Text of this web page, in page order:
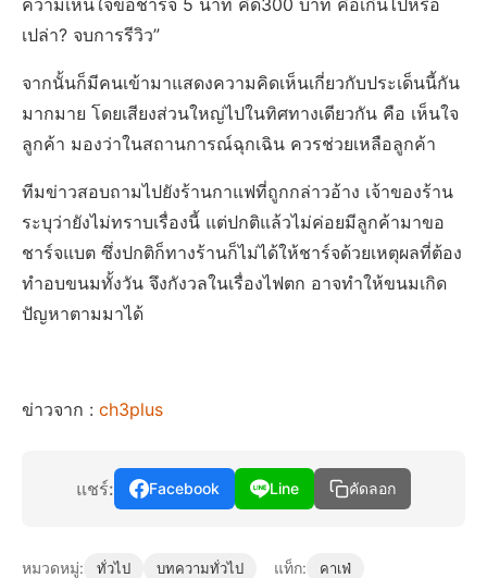
ความเห็นใจขอชาร์จ 5 นาที คิด300 บาท คือเกินไปหรือ
เปล่า? จบการรีวิว”
จากนั้นก็มีคนเข้ามาแสดงความคิดเห็นเกี่ยวกับประเด็นนี้กัน
มากมาย โดยเสียงส่วนใหญ่ไปในทิศทางเดียวกัน คือ เห็นใจ
ลูกค้า มองว่าในสถานการณ์ฉุกเฉิน ควรช่วยเหลือลูกค้า
ทีมข่าวสอบถามไปยังร้านกาแฟที่ถูกกล่าวอ้าง เจ้าของร้าน
ระบุว่ายังไม่ทราบเรื่องนี้ แต่ปกติแล้วไม่ค่อยมีลูกค้ามาขอ
ชาร์จแบต ซึ่งปกติก็ทางร้านก็ไม่ได้ให้ชาร์จด้วยเหตุผลที่ต้อง
ทำอบขนมทั้งวัน จึงกังวลในเรื่องไฟตก อาจทำให้ขนมเกิด
ปัญหาตามมาได้
ข่าวจาก : ch3plus
แชร์: Facebook Line คัดลอก
หมวดหมู่: ทั่วไป บทความทั่วไป แท็ก:
คาเฟ่